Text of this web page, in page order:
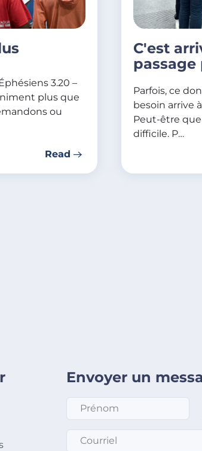
3.20 –
plus que
ou
Read
C'est
passage
Parfois, ce
besoin arrive
Peut-être
difficile. P…
Envoyer un
Prénom
Courriel